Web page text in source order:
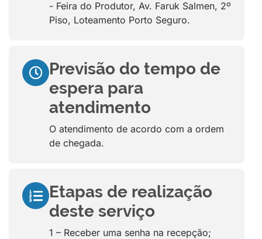
- Feira do Produtor, Av. Faruk Salmen, 2º
Piso, Loteamento Porto Seguro.
Previsão do tempo de
espera para
atendimento
O atendimento de acordo com a ordem
de chegada.
Etapas de realização
deste serviço
1 – Receber uma senha na recepção;